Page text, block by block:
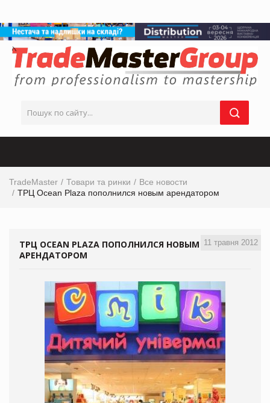
TradeMaster Товари та ринки
Все новости
ТРЦ Ocean Plaza пополнился новым арендатором
11 травня 2012
ТРЦ OCEAN PLAZA ПОПОЛНИЛСЯ НОВЫМ
АРЕНДАТОРОМ